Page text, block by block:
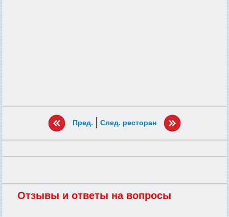
Пред. | След. ресторан
Отзывы и ответы на вопросы